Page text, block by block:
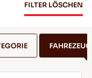
FILTER LÖSCHEN